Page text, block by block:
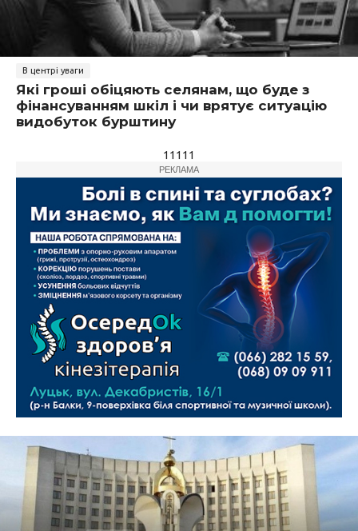
В центрі уваги
Які гроші обіцяють селянам, що буде з
фінансуванням шкіл і чи врятує ситуацію
видобуток бурштину
11111
РЕКЛАМА